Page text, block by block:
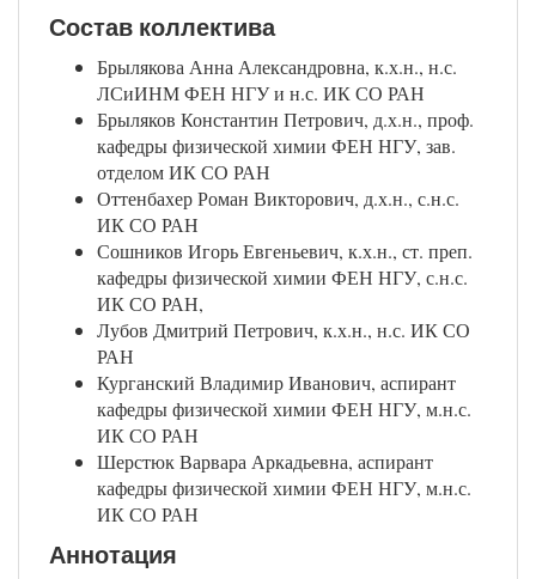
Состав коллектива
Брылякова Анна Александровна, к.х.н., н.с.
ЛСиИНМ ФЕН НГУ и н.с. ИК СО РАН
Брыляков Константин Петрович, д.х.н., проф.
кафедры физической химии ФЕН НГУ, зав.
отделом ИК СО РАН
Оттенбахер Роман Викторович, д.х.н., с.н.с.
ИК СО РАН
Сошников Игорь Евгеньевич, к.х.н., ст. преп.
кафедры физической химии ФЕН НГУ, с.н.с.
ИК СО РАН,
Лубов Дмитрий Петрович, к.х.н., н.с. ИК СО
РАН
Курганский Владимир Иванович, аспирант
кафедры физической химии ФЕН НГУ, м.н.с.
ИК СО РАН
Шерстюк Варвара Аркадьевна, аспирант
кафедры физической химии ФЕН НГУ, м.н.с.
ИК СО РАН
Аннотация